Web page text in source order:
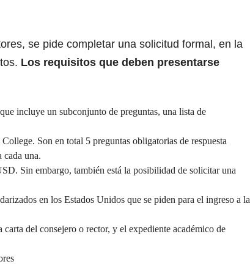
se pide completar una solicitud formal, en la
Los requisitos que deben presentarse
incluye un subconjunto de preguntas, una lista de
Son en total 5 preguntas obligatorias de respuesta
cada una.
Sin embargo, también está la posibilidad de solicitar una
en los Estados Unidos que se piden para el ingreso a la
del consejero o rector, y el expediente académico de